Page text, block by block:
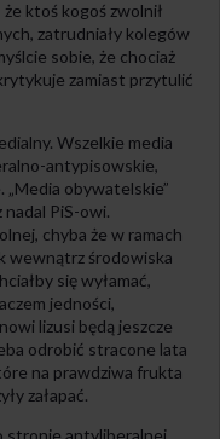
że ktoś kogoś zwolnił
zatrudniały kolegów
sobie, że chociaż
zamiast przytulić
Wszelkie media
antypisowskie,
obywatelskie”
nadal PiS-owi.
chyba że w ramach
wewnątrz środowiska
się wyłamać,
jedności,
lizusi będą jeszcze
odrobić stracone lata
na prawdziwa frukta
załapać.
stronie antyliberalnej.